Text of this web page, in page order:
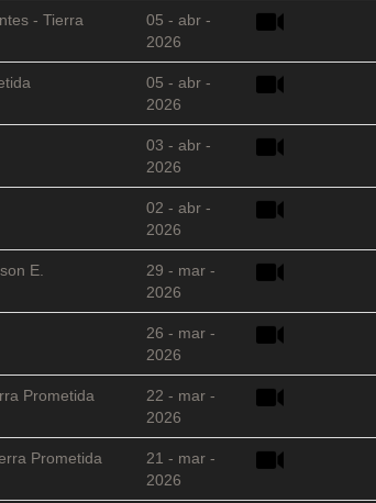
- Tierra
05 - abr -
2026
05 - abr -
2026
03 - abr -
2026
02 - abr -
2026
E.
29 - mar -
2026
26 - mar -
2026
Prometida
22 - mar -
2026
Prometida
21 - mar -
2026